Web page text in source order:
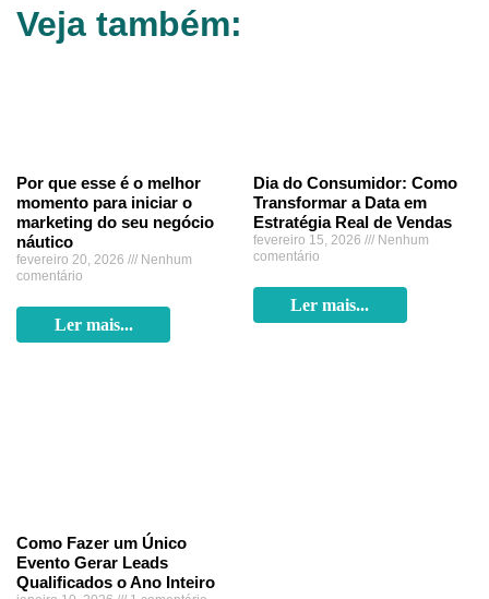
Veja também:
Por que esse é o melhor
momento para iniciar o
marketing do seu negócio
náutico
fevereiro 20, 2026
Nenhum
comentário
Ler mais...
Dia do Consumidor: Como
Transformar a Data em
Estratégia Real de Vendas
fevereiro 15, 2026
Nenhum
comentário
Ler mais...
Como Fazer um Único
Evento Gerar Leads
Qualificados o Ano Inteiro